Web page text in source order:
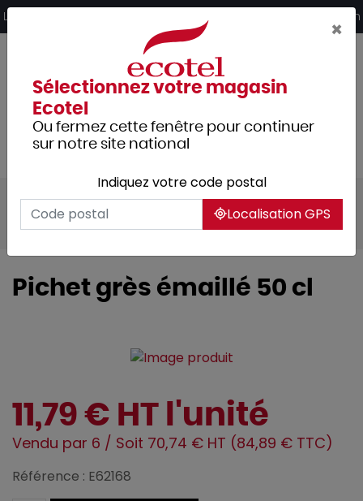
Livraison offerte dès 249€ HT d’achat et retrait 2h en magasin
Tous les produits
Arts de la table
Verrerie
Pichet grès émaillé 50 cl
11,79 € HT l'unité
Vendu par 6 / Soit 70,74 € HT (84,89 € TTC)
Référence : E62168
×
Sélectionnez votre magasin
Ecotel
Ou fermez cette fenêtre pour continuer
sur notre site national
Indiquez votre code postal
Localisation GPS
Panneau de gestion des cookies